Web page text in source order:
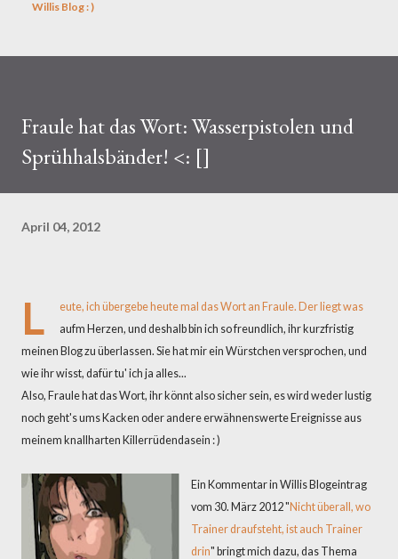
Willis Blog : )
Fraule hat das Wort: Wasserpistolen und
Sprühhalsbänder! <: []
April 04, 2012
L
eute, ich übergebe heute mal das Wort an Fraule. Der liegt was
aufm Herzen, und deshalb bin ich so freundlich, ihr kurzfristig
meinen Blog zu überlassen. Sie hat mir ein Würstchen versprochen, und
wie ihr wisst, dafür tu' ich ja alles...
Also, Fraule hat das Wort, ihr könnt also sicher sein, es wird weder lustig
noch geht's ums Kacken oder andere erwähnenswerte Ereignisse aus
meinem knallharten Killerrüdendasein : )
Ein Kommentar in Willis Blogeintrag
vom 30. März 2012 "Nicht überall, wo
Trainer draufsteht, ist auch Trainer
drin" bringt mich dazu, das Thema